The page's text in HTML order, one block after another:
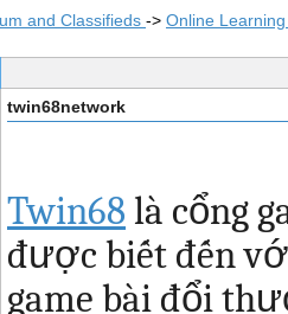
and Classifieds -> Online
twin68network
Twin68 là cổng
được biết đến
game bài đổi